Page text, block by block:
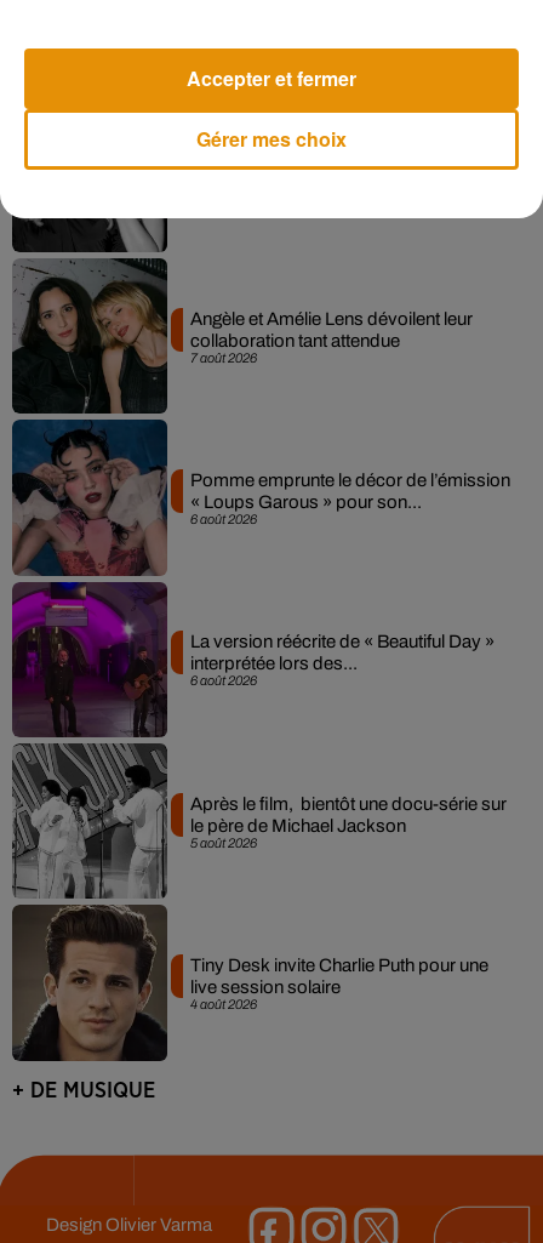
7 août 2026
Angèle et Amélie Lens dévoilent leur
collaboration tant attendue
6 août 2026
Pomme emprunte le décor de l’émission
« Loups Garous » pour son...
6 août 2026
La version réécrite de « Beautiful Day »
interprétée lors des...
5 août 2026
Après le film, bientôt une docu-série sur
le père de Michael Jackson
4 août 2026
Tiny Desk invite Charlie Puth pour une
live session solaire
+ DE MUSIQUE
DesignOlivier Varma
Gérer mes choix
Accepter et fermer